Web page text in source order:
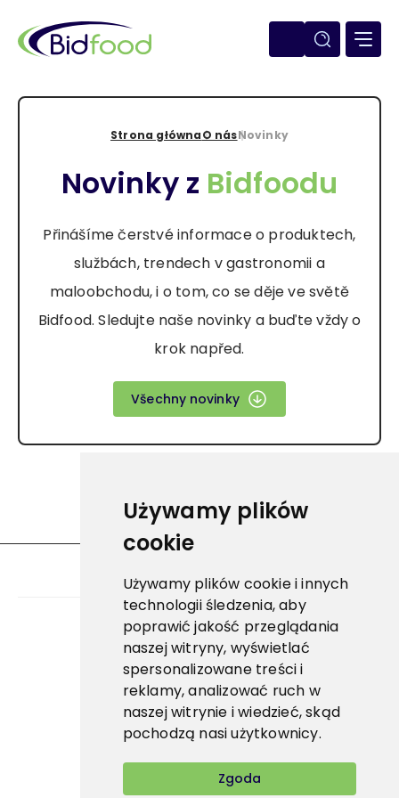
Używamy plików
cookie
Używamy plików cookie i innych
technologii śledzenia, aby
poprawić jakość przeglądania
naszej witryny, wyświetlać
spersonalizowane treści i
reklamy, analizować ruch w
naszej witrynie i wiedzieć, skąd
pochodzą nasi użytkownicy.
Zgoda
treści
nawigacyjna
Strona głównaO násNovinky
Novinky z Bidfoodu
Přinášíme čerstvé informace o produktech,
službách, trendech v gastronomii a
maloobchodu, i o tom, co se děje ve světě
Bidfood. Sledujte naše novinky a buďte vždy o
krok napřed.
Všechny novinky
E-shop